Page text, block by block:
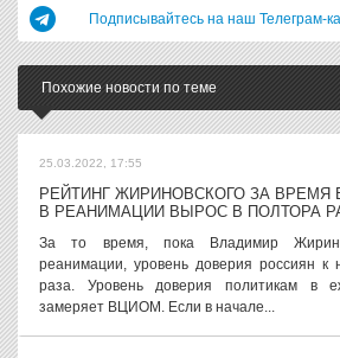
Подписывайтесь на наш Телеграм-
Похожие новости по теме
25.03.2022, 17:55
РЕЙТИНГ ЖИРИНОВСКОГО ЗА ВРЕМЯ
В РЕАНИМАЦИИ ВЫРОС В ПОЛТОРА
За то время, пока Владимир
реанимации, уровень доверия россиян к
раза. Уровень доверия политикам в
замеряет ВЦИОМ. Если в начале...